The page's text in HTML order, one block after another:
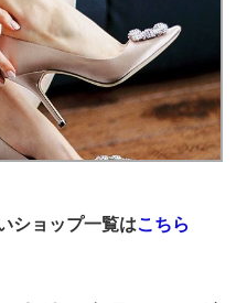
バイマの疑問に現役パーソナルショッパーが答えてみた
バイマ活動の疑問に売れっ子現役バイヤーが答えてみた
ショップ一覧はこちら